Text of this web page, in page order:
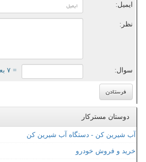
ایمیل:
نظر:
سوال: = ۷ بعلاوه ۵
دوستان مسترکار
آب شیرین کن - دستگاه آب شیرین کن
خرید و فروش خودرو